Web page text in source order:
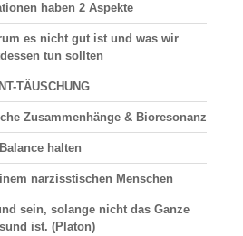
haben 2 Aspekte
es nicht gut ist und was wir
tun sollten
TÄUSCHUNG
Zusammenhänge & Bioresonanz
Balance halten
narzisstischen Menschen
sein, solange nicht das Ganze
ist. (Platon)